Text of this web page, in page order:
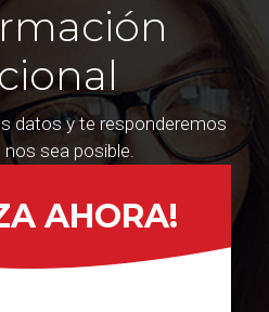
datos y te responderemos
sea posible.
AHORA!